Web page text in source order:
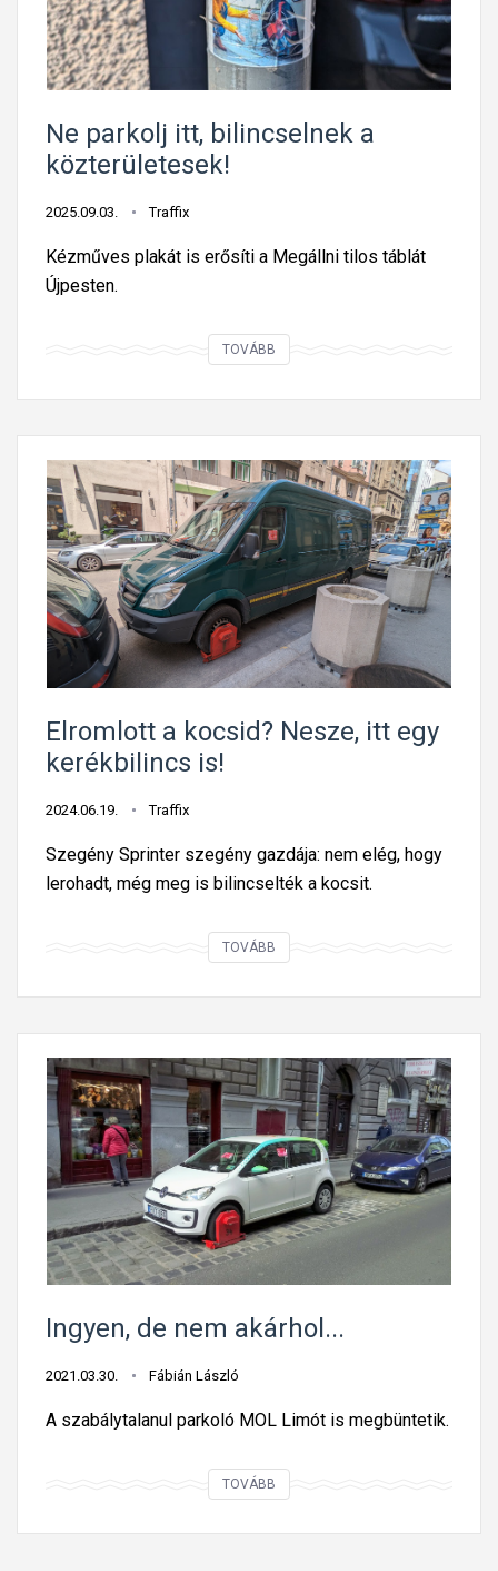
Ne parkolj itt, bilincselnek a
közterületesek!
2025.09.03. Traffix
Kézműves plakát is erősíti a Megállni tilos táblát
Újpesten.
TOVÁBB
p
a
r
k
j
i
t
t
,
b
a
k
ö
z
e
r
e
s
Elromlott a kocsid? Nesze, itt egy
kerékbilincs is!
2024.06.19. Traffix
Szegény Sprinter szegény gazdája: nem elég, hogy
lerohadt, még meg is bilincselték a kocsit.
TOVÁBB
r
o
m
l
o
t
t
a
k
s
?
Ingyen, de nem akárhol...
2021.03.30. Fábián László
A szabálytalanul parkoló MOL Limót is megbüntetik.
TOVÁBB
g